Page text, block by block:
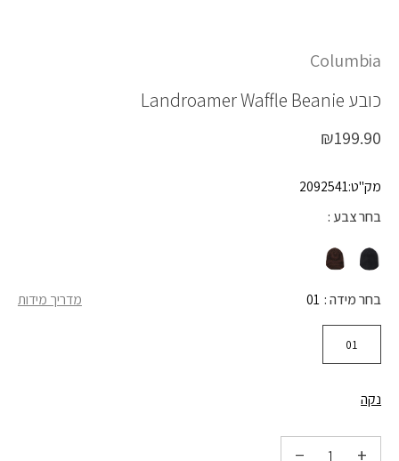
Columbia
כובע Landroamer Waffle Beanie
₪199.90
מק"ט:2092541
בחר צבע
בחר מידה מדריך מידות 01
01
נקה